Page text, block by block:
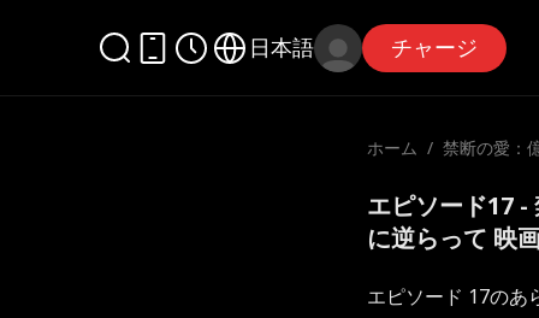
日本語 チャージ
ホーム / 禁断の愛：
エピソード17 -
に逆らって 映
エピソード 17のあ